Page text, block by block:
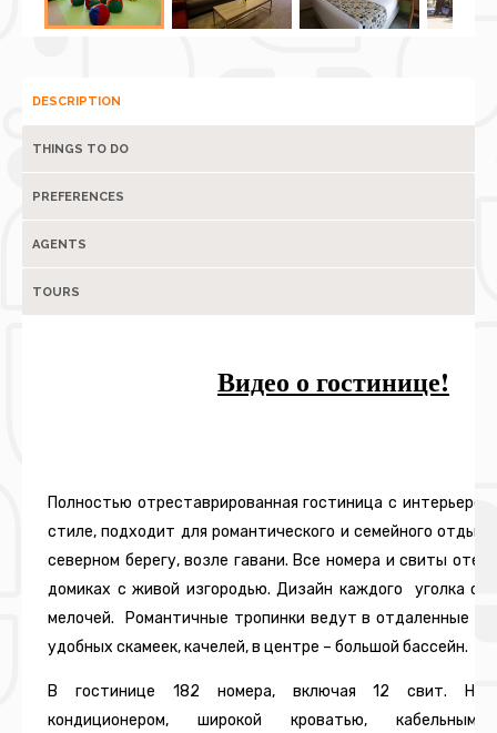
DESCRIPTION
THINGS TO DO
PREFERENCES
AGENTS
TOURS
Видео о гостинице!
Полностью отреставрированная гостиница с
стиле, подходит для романтического и семейного
северном берегу, возле гавани. Все номера и свиты
домиках с живой изгородью. Дизайн каждого уголка
мелочей. Романтичные тропинки ведут в отдаленные
удобных скамеек, качелей, в центре – большой бассейн.
В гостинице 182 номера, включая 12 свит.
кондиционером, широкой кроватью, кабельным